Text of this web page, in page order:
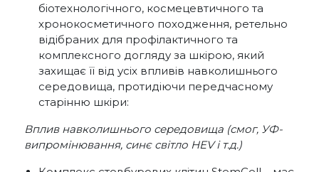
біотехнологічного, космецевтичного та
хронокосметичного походження, ретельно
відібраних для профілактичного та
комплексного догляду за шкірою, який
захищає її від усіх впливів навколишнього
середовища, протидіючи передчасному
старінню шкіри:
Вплив навколишнього середовища (смог, УФ-
випромінювання, синє світло HEV і т.д.)